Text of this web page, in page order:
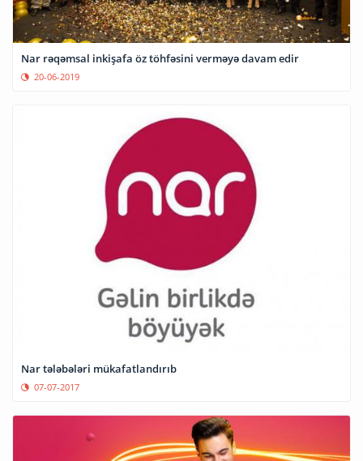
Nar rəqəmsal inkişafa öz töhfəsini verməyə davam edir
20-06-2019
Nar tələbələri mükafatlandırıb
07-07-2017